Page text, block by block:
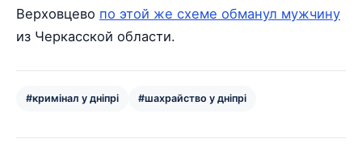
Верховцево по этой же схеме обманул мужчину
из Черкасской области.
#кримінал у дніпрі #шахрайство у дніпрі